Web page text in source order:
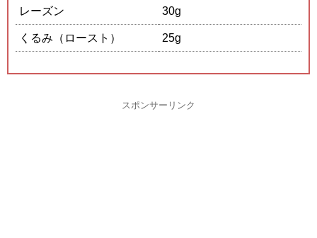
レーズン 30g
くるみ（ロースト） 25g
スポンサーリンク